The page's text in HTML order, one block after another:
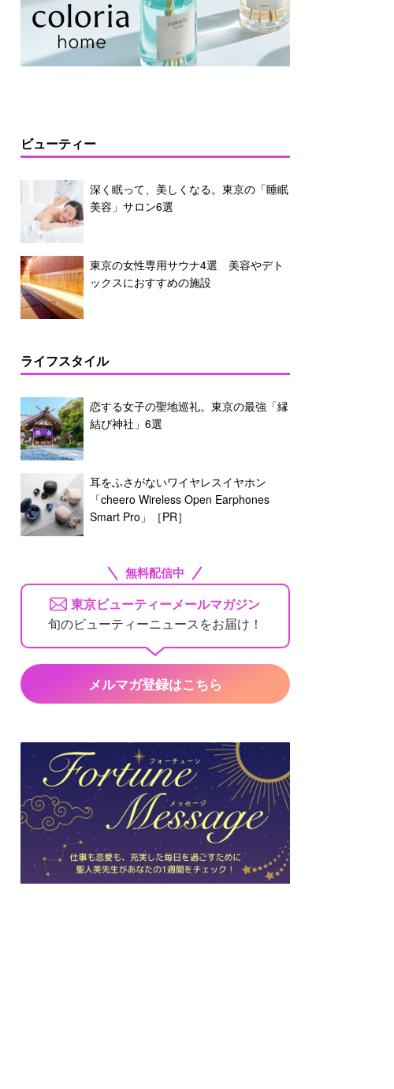
ビューティー
深く眠って、美しくなる。東京の「睡眠
美容」サロン6選
東京の女性専用サウナ4選 美容やデト
ックスにおすすめの施設
ライフスタイル
恋する女子の聖地巡礼。東京の最強「縁
結び神社」6選
耳をふさがないワイヤレスイヤホン
「cheero Wireless Open Earphones
Smart Pro」［PR］
無料配信中
東京ビューティーメールマガジン
旬のビューティーニュースをお届け！
メルマガ登録はこちら